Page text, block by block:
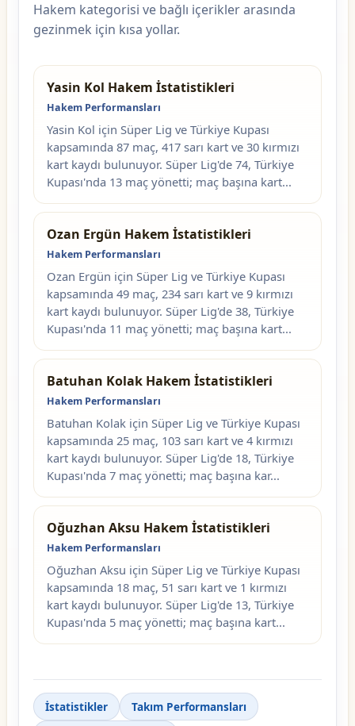
Hakem kategorisi ve bağlı içerikler arasında
gezinmek için kısa yollar.
Yasin Kol Hakem İstatistikleri
Hakem Performansları
Yasin Kol için Süper Lig ve Türkiye Kupası
kapsamında 87 maç, 417 sarı kart ve 30 kırmızı
kart kaydı bulunuyor. Süper Lig'de 74, Türkiye
Kupası'nda 13 maç yönetti; maç başına kart...
Ozan Ergün Hakem İstatistikleri
Hakem Performansları
Ozan Ergün için Süper Lig ve Türkiye Kupası
kapsamında 49 maç, 234 sarı kart ve 9 kırmızı
kart kaydı bulunuyor. Süper Lig'de 38, Türkiye
Kupası'nda 11 maç yönetti; maç başına kart...
Batuhan Kolak Hakem İstatistikleri
Hakem Performansları
Batuhan Kolak için Süper Lig ve Türkiye Kupası
kapsamında 25 maç, 103 sarı kart ve 4 kırmızı
kart kaydı bulunuyor. Süper Lig'de 18, Türkiye
Kupası'nda 7 maç yönetti; maç başına kar...
Oğuzhan Aksu Hakem İstatistikleri
Hakem Performansları
Oğuzhan Aksu için Süper Lig ve Türkiye Kupası
kapsamında 18 maç, 51 sarı kart ve 1 kırmızı
kart kaydı bulunuyor. Süper Lig'de 13, Türkiye
Kupası'nda 5 maç yönetti; maç başına kart...
İstatistikler
Takım Performansları